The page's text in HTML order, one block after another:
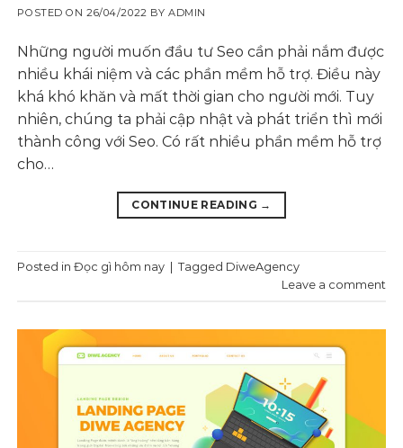
POSTED ON26/04/2022 BY ADMIN
Những người muốn đầu tư Seo cần phải nắm được
nhiều khái niệm và các phần mềm hỗ trợ. Điều này
khá khó khăn và mất thời gian cho người mới. Tuy
nhiên, chúng ta phải cập nhật và phát triển thì mới
thành công với Seo. Có rất nhiều phần mềm hỗ trợ
cho…
CONTINUE READING →
Posted inĐọc gì hôm nay | Tagged DiweAgency
Leave a comment